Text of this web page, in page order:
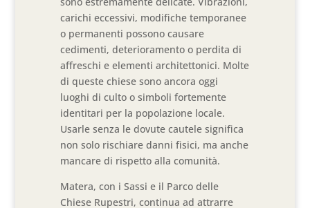
carichi eccessivi, modifiche temporanee
o permanenti possono causare
cedimenti, deterioramento o perdita di
affreschi e elementi architettonici. Molte
di queste chiese sono ancora oggi
luoghi di culto o simboli fortemente
identitari per la popolazione locale.
Usarle senza le dovute cautele significa
non solo rischiare danni fisici, ma anche
mancare di rispetto alla comunità.
Matera, con i Sassi e il Parco delle
Chiese Rupestri, continua ad attrarre